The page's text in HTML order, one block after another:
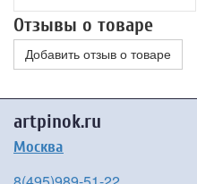
Отзывы о товаре
Добавить отзыв о товаре
artpinok.ru
Москва